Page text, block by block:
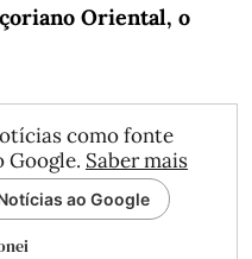
Oriental, o
como fonte
Google. Saber mais
ao Google